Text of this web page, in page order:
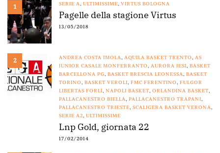
1 SERIE A, ULTIMISSIME, VIRTUS BOLOGNA
Pagelle della stagione Virtus
13/05/2018
2 ANDREA COSTA IMOLA, AQUILA BASKET TRENTO, AS
JUNIOR CASALE MONFERRANTO, AURORA JESI, BASKET
BARCELLONA PG, BASKET BRESCIA LEONESSA, BASKET
TORINO, BASKET VEROLI, FMC FERENTINO, FULGOR
LIBERTAS FORLÌ, NAPOLI BASKET, ORLANDINA BASKET,
PALLACANESTRO BIELLA, PALLACANESTRO TRAPANI,
PALLACANESTRO TRIESTE, SCALIGERA BASKET VERONA,
SERIE A2, ULTIMISSIME
Lnp Gold, giornata 22
17/02/2014